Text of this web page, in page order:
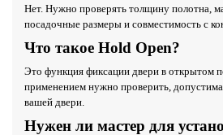
Нет. Нужно проверять толщину полотна,
посадочные размеры и совместимость с
Что такое Hold Open?
Это функция фиксации двери в открытом
применением нужно проверить,
вашей двери.
Нужен ли мастер для